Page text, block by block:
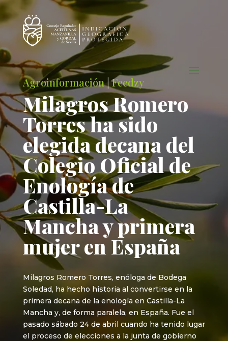
Agroinformación|Feedzy
Milagros Romero
Torres ha sido
elegida decana del
Colegio Oficial de
Enología de
Castilla-La
Mancha y primera
mujer en España
Milagros Romero Torres, enóloga de Bodega
Soledad, ha hecho historia al convertirse en la
primera decana de la enología en Castilla-La
Mancha y, de forma paralela, en España. Fue el
pasado sábado 24 de abril cuando ha tenido lugar
el proceso de elecciones a la junta de gobierno